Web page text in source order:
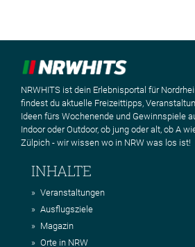
NRWHITS ist dein Erlebnisportal für
findest du aktuelle Freizeittipps,
Ideen fürs Wochenende und Gewinnspiele
Indoor oder Outdoor, ob jung oder alt, ob A
Zülpich - wir wissen wo in NRW was los ist!
INHALTE
Veranstaltungen
Ausflugsziele
Magazin
Orte in NRW